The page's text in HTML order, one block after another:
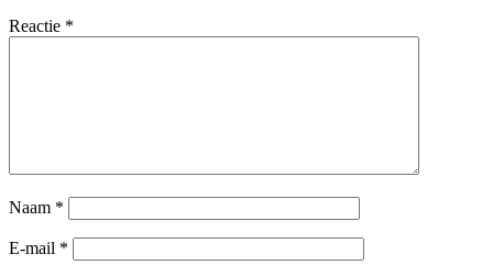
Reactie *
Naam *
E-mail *